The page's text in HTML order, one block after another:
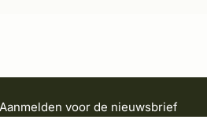
Aanmelden voor de nieuwsbrief